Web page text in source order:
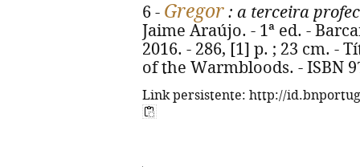
6 - Gregor : a terceira
Jaime Araújo. - 1ª ed. -
2016. - 286, [1] p. ; 23 cm. -
of the Warmbloods. - ISBN
Link persistente: http://